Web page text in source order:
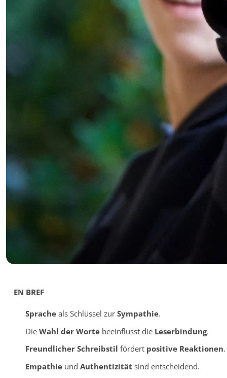
EN BREF
Spracheals Schlüssel zur Sympathie.
Die Wahl der Wortebeeinflusst die Leserbindung.
Freundlicher Schreibstil fördert positive Reaktionen.
Empathieund Authentizität sind entscheidend.